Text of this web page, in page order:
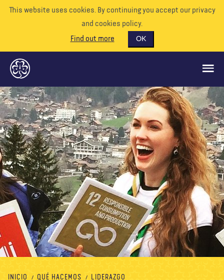
This website uses cookies. By continuing you accept our privacy
and cookies policy.
Find out more
OK
QUÉ HACEMOS
APÓYENOS
VOLUNTARIO
EVENTOS
NUESTRO MUNDO
RECURSOS
Nosotros Blog Noticias Tienda Contacto DONAR
INICIO QUÉ HACEMOS LIDERAZGO